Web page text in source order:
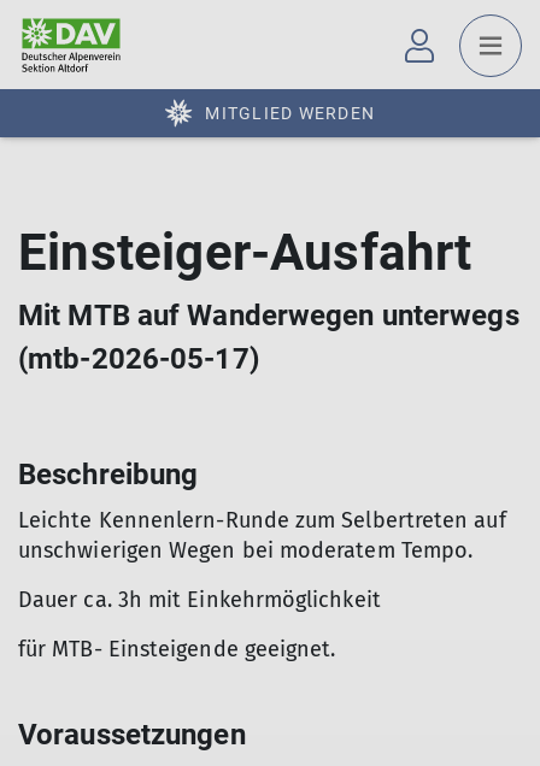
MITGLIED WERDEN
Einsteiger-Ausfahrt
Mit MTB auf Wanderwegen unterwegs
(mtb-2026-05-17)
Beschreibung
Leichte Kennenlern-Runde zum Selbertreten auf
unschwierigen Wegen bei moderatem Tempo.
Dauer ca. 3h mit Einkehrmöglichkeit
für MTB- Einsteigende geeignet.
Voraussetzungen